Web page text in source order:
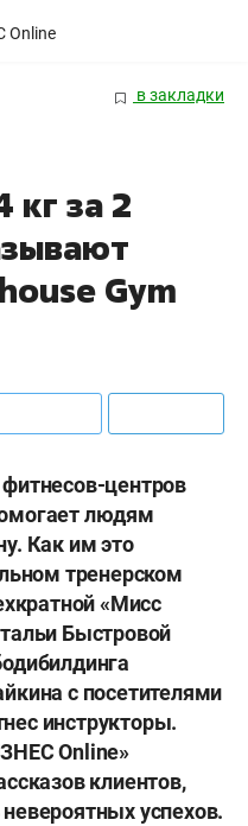
в закладки
кг за 2
Gym
центров
людям
Как им это
тренерском
«Мисс
Быстровой
с посетителями
инструкторы.
Online»
клиентов,
успехов.